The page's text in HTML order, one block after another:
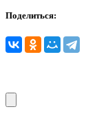
Поделиться: